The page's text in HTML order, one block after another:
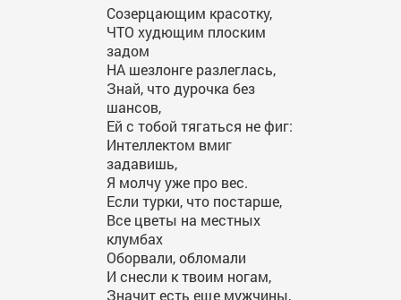
Созерцающим красотку,
ЧТО худющим плоским
задом
НА шезлонге разлеглась,
Знай, что дурочка без
шансов,
Ей с тобой тягаться не фиг:
Интеллектом вмиг
задавишь,
Я молчу уже про вес.
Если турки, что постарше,
Все цветы на местных
клумбах
Оборвали, обломали
И снесли к твоим ногам,
Значит есть еще мужчины,